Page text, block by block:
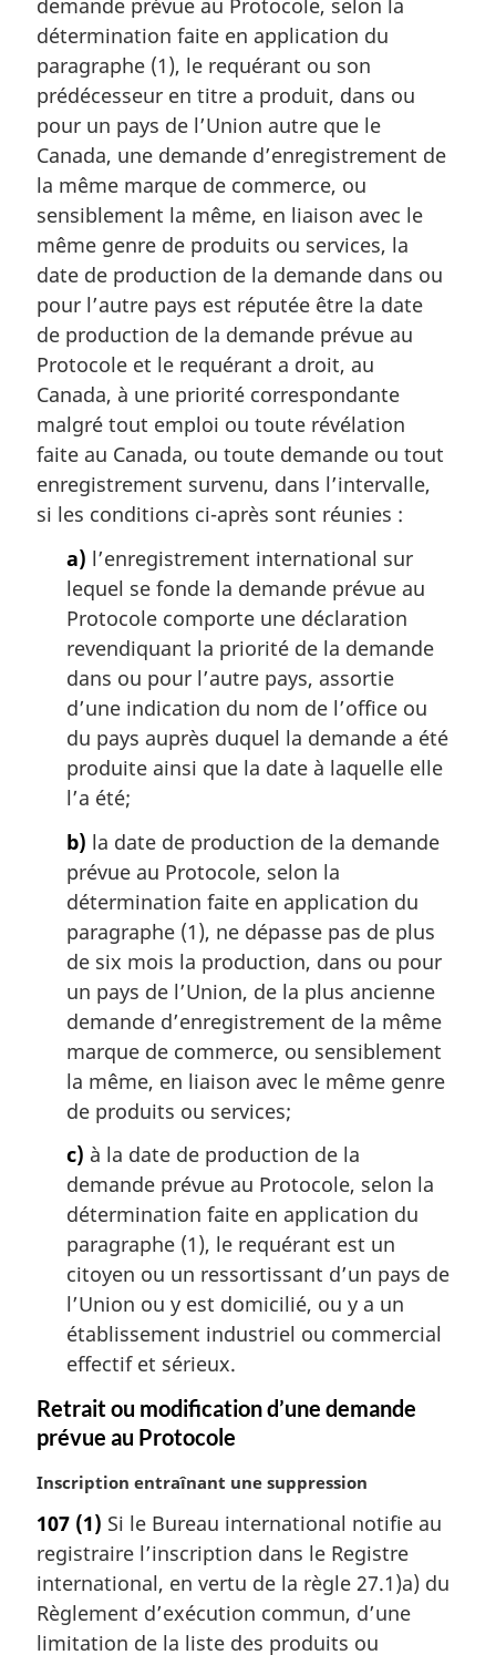
a
g
i
n
a
l
e
:
demande prévue au Protocole, selon la
détermination faite en application du
paragraphe (1), le requérant ou son
prédécesseur en titre a produit, dans ou
pour un pays de l’Union autre que le
Canada, une demande d’enregistrement de
la même marque de commerce, ou
sensiblement la même, en liaison avec le
même genre de produits ou services, la
date de production de la demande dans ou
pour l’autre pays est réputée être la date
de production de la demande prévue au
Protocole et le requérant a droit, au
Canada, à une priorité correspondante
malgré tout emploi ou toute révélation
faite au Canada, ou toute demande ou tout
enregistrement survenu, dans l’intervalle,
si les conditions ci-après sont réunies :
a) l’enregistrement international sur
lequel se fonde la demande prévue au
Protocole comporte une déclaration
revendiquant la priorité de la demande
dans ou pour l’autre pays, assortie
d’une indication du nom de l’office ou
du pays auprès duquel la demande a été
produite ainsi que la date à laquelle elle
l’a été;
b) la date de production de la demande
prévue au Protocole, selon la
détermination faite en application du
paragraphe (1), ne dépasse pas de plus
de six mois la production, dans ou pour
un pays de l’Union, de la plus ancienne
demande d’enregistrement de la même
marque de commerce, ou sensiblement
la même, en liaison avec le même genre
de produits ou services;
c) à la date de production de la
demande prévue au Protocole, selon la
détermination faite en application du
paragraphe (1), le requérant est un
citoyen ou un ressortissant d’un pays de
l’Union ou y est domicilié, ou y a un
établissement industriel ou commercial
effectif et sérieux.
Retrait ou modification d’une demande
prévue au Protocole
N
t
e
m
a
Inscription entraînant une suppression
107 (1) Si le Bureau international notifie au
registraire l’inscription dans le Registre
international, en vertu de la règle 27.1)a) du
Règlement d’exécution commun, d’une
limitation de la liste des produits ou